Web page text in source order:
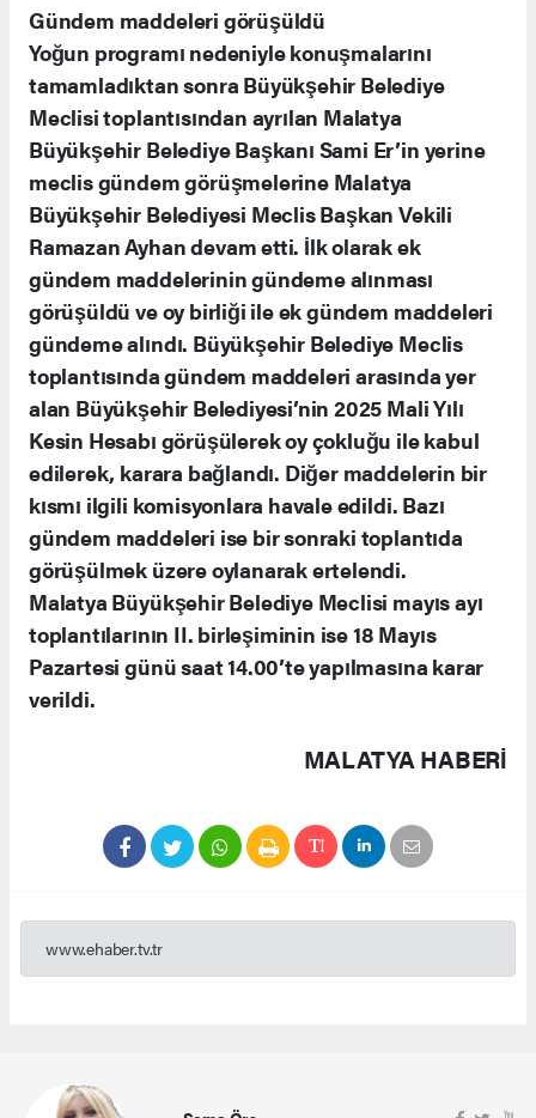
Gündem maddeleri görüşüldü
Yoğun programı nedeniyle konuşmalarını
tamamladıktan sonra Büyükşehir Belediye
Meclisi toplantısından ayrılan Malatya
Büyükşehir Belediye Başkanı Sami Er’in yerine
meclis gündem görüşmelerine Malatya
Büyükşehir Belediyesi Meclis Başkan Vekili
Ramazan Ayhan devam etti. İlk olarak ek
gündem maddelerinin gündeme alınması
görüşüldü ve oy birliği ile ek gündem maddeleri
gündeme alındı. Büyükşehir Belediye Meclis
toplantısında gündem maddeleri arasında yer
alan Büyükşehir Belediyesi’nin 2025 Mali Yılı
Kesin Hesabı görüşülerek oy çokluğu ile kabul
edilerek, karara bağlandı. Diğer maddelerin bir
kısmı ilgili komisyonlara havale edildi. Bazı
gündem maddeleri ise bir sonraki toplantıda
görüşülmek üzere oylanarak ertelendi.
Malatya Büyükşehir Belediye Meclisi mayıs ayı
toplantılarının II. birleşiminin ise 18 Mayıs
Pazartesi günü saat 14.00’te yapılmasına karar
verildi.
MALATYA HABERİ
www.ehaber.tv.tr